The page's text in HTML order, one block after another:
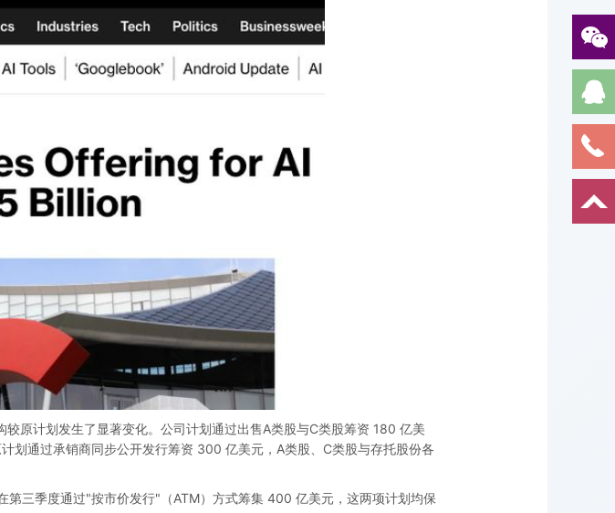
计划发生了显著变化。公司计划通过出售A类股与C类股筹资 180 亿美
划通过承销商同步公开发行筹资 300 亿美元，A类股、C类股与存托股份各
三季度通过"按市价发行"（ATM）方式筹集 400 亿美元，这两项计划均保